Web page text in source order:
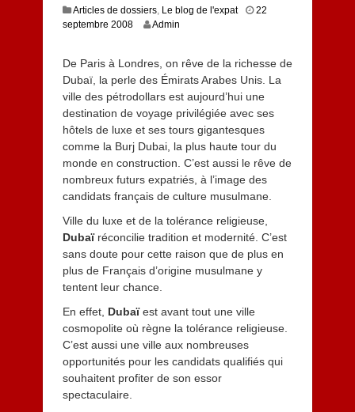
Articles de dossiers, Le blog de l'expat
22
septembre 20088
i
l
l
e
0
1
3
Admin
De Paris à Londres, on rêve de la richesse de
Dubaï, la perle des Émirats Arabes Unis. La
ville des pétrodollars est aujourd’hui une
destination de voyage privilégiée avec ses
hôtels de luxe et ses tours gigantesques
comme la Burj Dubai, la plus haute tour du
monde en construction. C’est aussi le rêve de
nombreux futurs expatriés, à l’image des
candidats français de culture musulmane.
Ville du luxe et de la tolérance religieuse,
Dubaï réconcilie tradition et modernité. C’est
sans doute pour cette raison que de plus en
plus de Français d’origine musulmane y
tentent leur chance.
En effet, Dubaïest avant tout une ville
cosmopolite où règne la tolérance religieuse.
C’est aussi une ville aux nombreuses
opportunités pour les candidats qualifiés qui
souhaitent profiter de son essor
spectaculaire.